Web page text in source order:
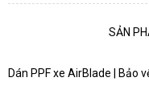
SẢN
Dán PPF xe AirBlade | Bảo